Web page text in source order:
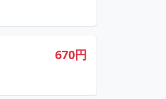
670円